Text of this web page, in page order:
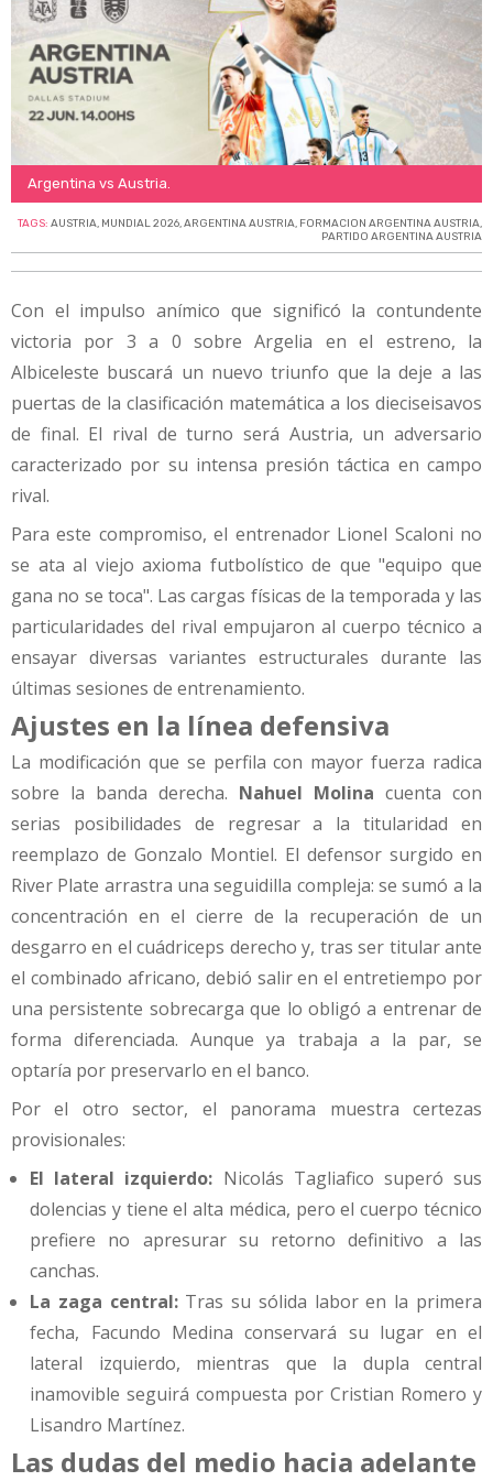
Argentina vs Austria.
TAGS: AUSTRIA, MUNDIAL 2026,ARGENTINA AUSTRIA, FORMACION ARGENTINA AUSTRIA,
PARTIDO ARGENTINA AUSTRIA
Con el impulso anímico que significó la contundente
victoria por 3 a 0 sobre Argelia en el estreno, la
Albiceleste buscará un nuevo triunfo que la deje a las
puertas de la clasificación matemática a los dieciseisavos
de final. El rival de turno será Austria, un adversario
caracterizado por su intensa presión táctica en campo
rival.
Para este compromiso, el entrenador Lionel Scaloni no
se ata al viejo axioma futbolístico de que "equipo que
gana no se toca". Las cargas físicas de la temporada y las
particularidades del rival empujaron al cuerpo técnico a
ensayar diversas variantes estructurales durante las
últimas sesiones de entrenamiento.
Ajustes en la línea defensiva
La modificación que se perfila con mayor fuerza radica
sobre la banda derecha. Nahuel Molina cuenta con
serias posibilidades de regresar a la titularidad en
reemplazo de Gonzalo Montiel. El defensor surgido en
River Plate arrastra una seguidilla compleja: se sumó a la
concentración en el cierre de la recuperación de un
desgarro en el cuádriceps derecho y, tras ser titular ante
el combinado africano, debió salir en el entretiempo por
una persistente sobrecarga que lo obligó a entrenar de
forma diferenciada. Aunque ya trabaja a la par, se
optaría por preservarlo en el banco.
Por el otro sector, el panorama muestra certezas
provisionales:
El lateral izquierdo: Nicolás Tagliafico superó sus
dolencias y tiene el alta médica, pero el cuerpo técnico
prefiere no apresurar su retorno definitivo a las
canchas.
La zaga central:Tras su sólida labor en la primera
fecha, Facundo Medina conservará su lugar en el
lateral izquierdo, mientras que la dupla central
inamovible seguirá compuesta por Cristian Romero y
Lisandro Martínez.
Las dudas del medio hacia adelante